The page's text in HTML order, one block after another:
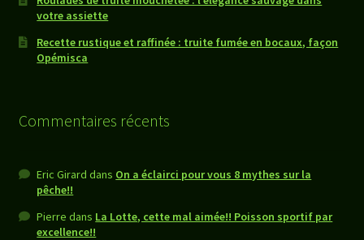
votre assiette
Recette rustique et raffinée : truite fumée en bocaux, façon
Opémisca
Commentaires récents
Eric Girard dans On a éclairci pour vous 8 mythes sur la
pêche!!
Pierre dans La Lotte, cette mal aimée!! Poisson sportif par
excellence!!